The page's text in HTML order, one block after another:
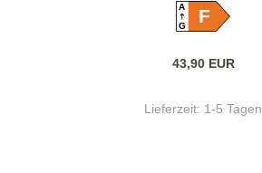
A
GF
43,90 EUR
Lieferzeit: 1-5 Tagen